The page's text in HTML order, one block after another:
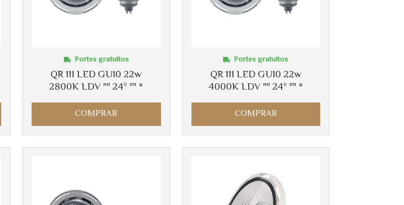
QR 111 LED GU10 22w
2800K LDV "" 24º "" *
Portes gratuitos
COMPRAR
QR 111 LED GU10 22w
4000K LDV "" 24º "" *
Portes gratuitos
COMPRAR